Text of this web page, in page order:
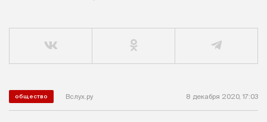
общество Вслух.ру 8 декабря 2020, 17:03